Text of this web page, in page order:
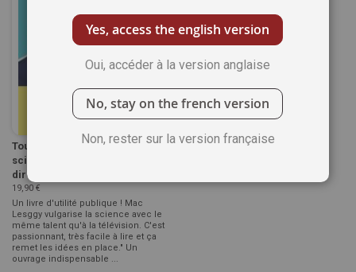
Toutes les vérités
scientifiques sont bonnes à
dire
19,90 €
Un livre d'utilité publique ! Mac
Lesggy vulgarise la science avec le
même talent qu'à la télévision. C'est
passionnant, très facile à lire et ça
remet les idées en place." Un
ouvrage indispensable ...
Yes, access the english version
Oui, accéder à la version anglaise
No, stay on the french version
Non, rester sur la version française